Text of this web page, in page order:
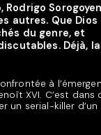
Sorogoyen
autres. Que Dios
du genre, et
Déjà, la
à
XVI. C’est dans
un serial-killer d’un